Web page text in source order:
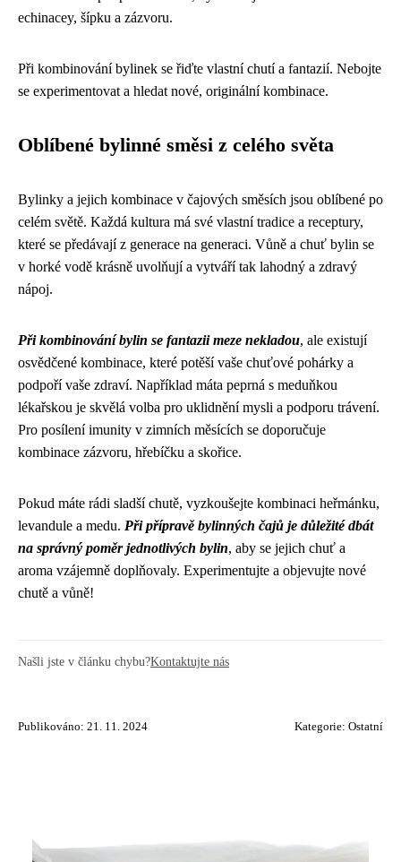
echinacey, šípku a zázvoru.
Při kombinování bylinek se řiďte vlastní chutí a fantazií. Nebojte
se experimentovat a hledat nové, originální kombinace.
Oblíbené bylinné směsi z celého světa
Bylinky a jejich kombinace v čajových směsích jsou oblíbené po
celém světě. Každá kultura má své vlastní tradice a receptury,
které se předávají z generace na generaci. Vůně a chuť bylin se
v horké vodě krásně uvolňují a vytváří tak lahodný a zdravý
nápoj.
Při kombinování bylin se fantazii meze nekladou, ale existují
osvědčené kombinace, které potěší vaše chuťové pohárky a
podpoří vaše zdraví. Například máta peprná s meduňkou
lékařskou je skvělá volba pro uklidnění mysli a podporu trávení.
Pro posílení imunity v zimních měsících se doporučuje
kombinace zázvoru, hřebíčku a skořice.
Pokud máte rádi sladší chutě, vyzkoušejte kombinaci heřmánku,
levandule a medu. Při přípravě bylinných čajů je důležité dbát
na správný poměr jednotlivých bylin, aby se jejich chuť a
aroma vzájemně doplňovaly. Experimentujte a objevujte nové
chutě a vůně!
Našli jste v článku chybu?Kontaktujte nás
Publikováno: 21. 11. 2024 Kategorie: Ostatní